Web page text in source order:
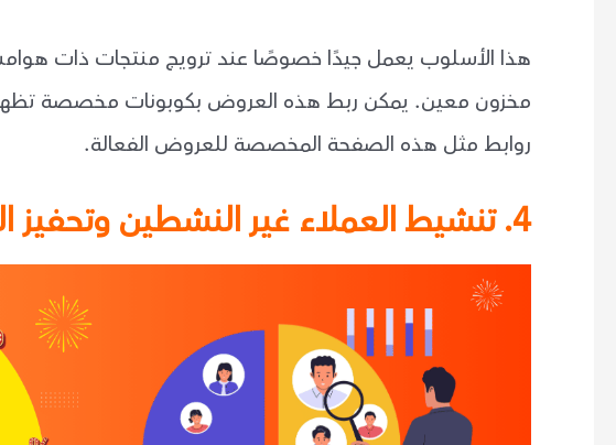
هذا الأسلوب يعمل جيدًا خصوصًا عند ترويج منتجات ذات
مخزون معين. يمكن ربط هذه العروض بكوبونات مخصصة تظهر
روابط مثل هذه الصفحة المخصصة للعروض الفعالة.
4. تنشيط العملاء غير النشطين وتحفيز التكرار